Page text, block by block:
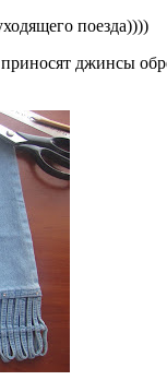
поезда))))
джинсы